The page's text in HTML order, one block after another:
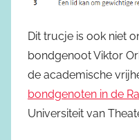
Dit trucje is ook niet
bondgenoot Viktor
de academische
bondgenoten in de
Universiteit van